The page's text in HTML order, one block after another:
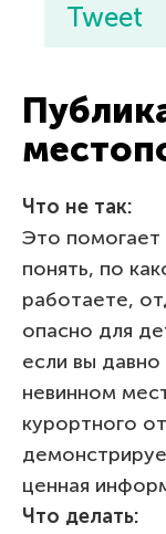
Tweet
Что не так:
Это помогает
понять, по
работаете,
опасно для
если вы давно
невинном
курортного
ценная
Что делать: